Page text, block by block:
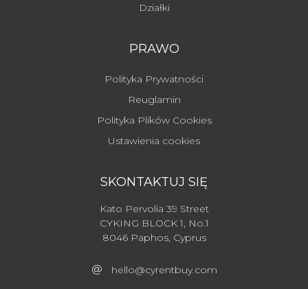
Działki
PRAWO
Polityka Prywatności
Reuglamin
Polityka Plików Cookies
Ustawienia cookies
SKONTAKTUJ SIĘ
Kato Pervolia 39 Street
CYKING BLOCK 1, No.1
8046 Paphos, Cyprus
hello@cyrentbuy.com